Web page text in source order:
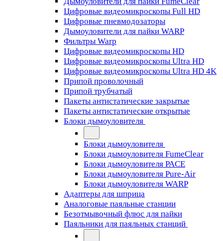
Цифровые видеомикроскопы Full HD
Цифровые пневмодозаторы
Дымоуловители для пайки WARP
Фильтры Warp
Цифровые видеомикроскопы HD
Цифровые видеомикроскопы Ultra HD
Цифровые видеомикроскопы Ultra HD 4K
Припой проволочный
Припой трубчатый
Пакеты антистатические закрытые
Пакеты антистатические открытые
Блоки дымоуловителя
Блоки дымоуловителя
Блоки дымоуловителя FumeClear
Блоки дымоуловителя PACE
Блоки дымоуловителя Pure-Air
Блоки дымоуловителя WARP
Адаптеры для шприца
Аналоговые паяльные станции
Безотмывочный флюс для пайки
Паяльники для паяльных станций